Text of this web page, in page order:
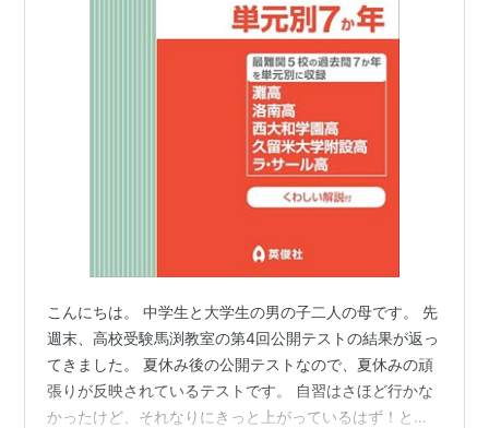
こんにちは。 中学生と大学生の男の子二人の母です。 先
週末、高校受験馬渕教室の第4回公開テストの結果が返っ
てきました。 夏休み後の公開テストなので、夏休みの頑
張りが反映されているテストです。 自習はさほど行かな
かったけど、それなりにきっと上がっているはず！と母